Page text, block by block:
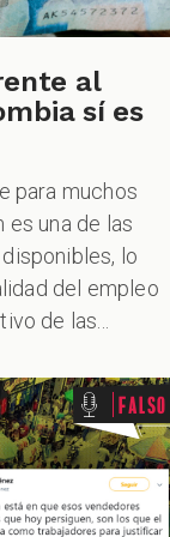
al
sí es
para muchos
una de las
lo
del empleo
de las...
Falso